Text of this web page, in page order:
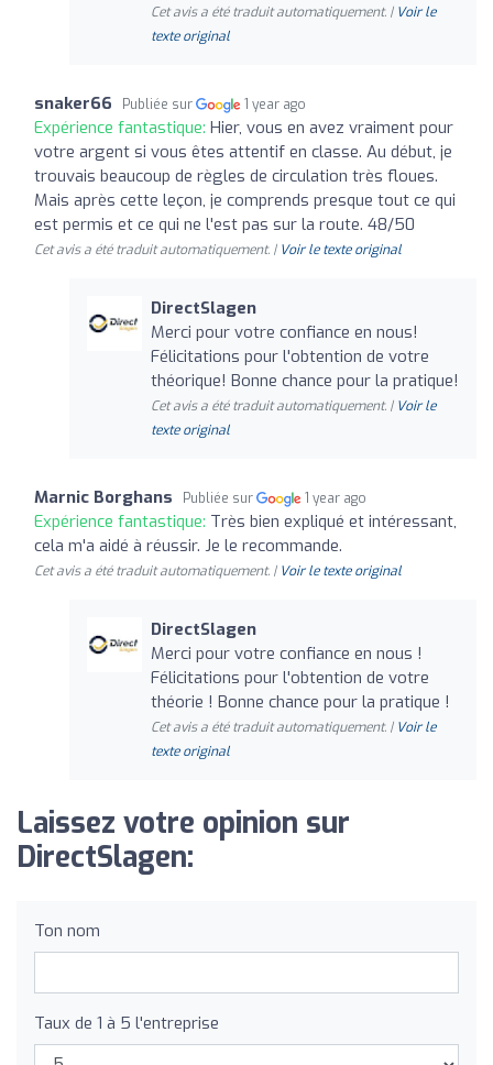
Cet avis a été traduit automatiquement. | Voir le
texte original
snaker66 Publiée sur 1 year ago
Expérience fantastique: Hier, vous en avez vraiment pour
votre argent si vous êtes attentif en classe. Au début, je
trouvais beaucoup de règles de circulation très floues.
Mais après cette leçon, je comprends presque tout ce qui
est permis et ce qui ne l'est pas sur la route. 48/50
Cet avis a été traduit automatiquement. | Voir le texte original
DirectSlagen
Merci pour votre confiance en nous!
Félicitations pour l'obtention de votre
théorique! Bonne chance pour la pratique!
Cet avis a été traduit automatiquement. | Voir le
texte original
Marnic Borghans Publiée sur 1 year ago
Expérience fantastique: Très bien expliqué et intéressant,
cela m'a aidé à réussir. Je le recommande.
Cet avis a été traduit automatiquement. | Voir le texte original
DirectSlagen
Merci pour votre confiance en nous !
Félicitations pour l'obtention de votre
théorie ! Bonne chance pour la pratique !
Cet avis a été traduit automatiquement. | Voir le
texte original
Laissez votre opinion sur
DirectSlagen:
Ton nom
Taux de 1 à 5 l'entreprise